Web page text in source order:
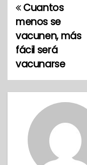
N
a
v
e
g
Cuantos
menos se
vacunen, más
fácil será
vacunarse